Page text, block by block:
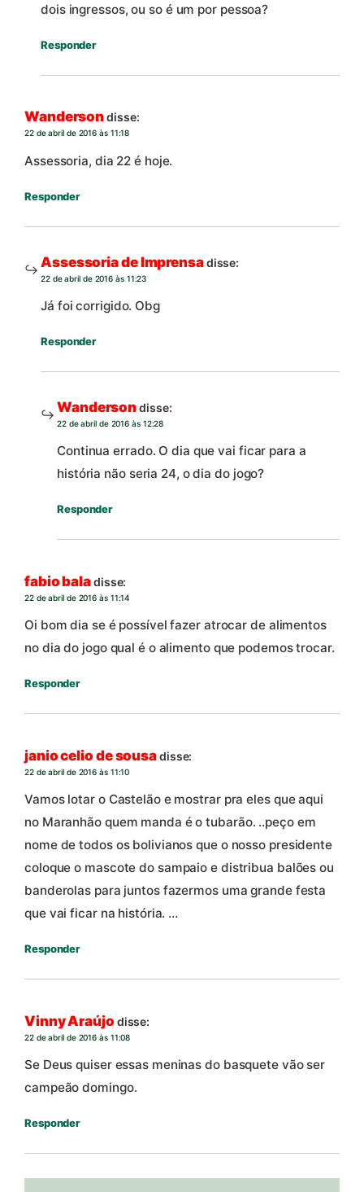
dois ingressos, ou so é um por pessoa?
Responder
Wandersondisse:
22 de abril de 2016 às 11:18
Assessoria, dia 22 é hoje.
Responder
Assessoria de Imprensadisse:
22 de abril de 2016 às 11:23
Já foi corrigido. Obg
Responder
Wandersondisse:
22 de abril de 2016 às 12:28
Continua errado. O dia que vai ficar para a
história não seria 24, o dia do jogo?
Responder
fabio baladisse:
22 de abril de 2016 às 11:14
Oi bom dia se é possível fazer atrocar de alimentos
no dia do jogo qual é o alimento que podemos trocar.
Responder
janio celio de sousadisse:
22 de abril de 2016 às 11:10
Vamos lotar o Castelão e mostrar pra eles que aqui
no Maranhão quem manda é o tubarão. ..peço em
nome de todos os bolivianos que o nosso presidente
coloque o mascote do sampaio e distribua balões ou
banderolas para juntos fazermos uma grande festa
que vai ficar na história. …
Responder
Vinny Araújo disse:
22 de abril de 2016 às 11:08
Se Deus quiser essas meninas do basquete vão ser
campeão domingo.
Responder